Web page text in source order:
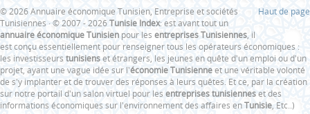
Haut de page
© 2026 Annuaire économique Tunisien, Entreprise et sociétés
Tunisiennes · © 2007 - 2026Tunisie Index: est avant tout un
annuaire économique Tunisien pour les entreprises Tunisiennes , il
est conçu essentiellement pour renseigner tous les opérateurs économiques :
les investisseurs tunisienset étrangers, les jeunes en quête d'un emploi ou d'un
projet, ayant une vague idée sur l'économie Tunisienneet une véritable volonté
de s'y implanter et de trouver des réponses à leurs quêtes. Et ce, par la création
sur notre portail d'un salon virtuel pour les entreprises tunisienneset des
informations économiques sur l'environnement des affaires enTunisie , Etc..)